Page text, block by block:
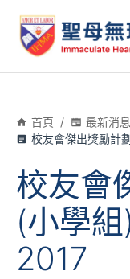
首頁 / 最新消息
校友會傑出獎勵計
校友會
(小學
2017